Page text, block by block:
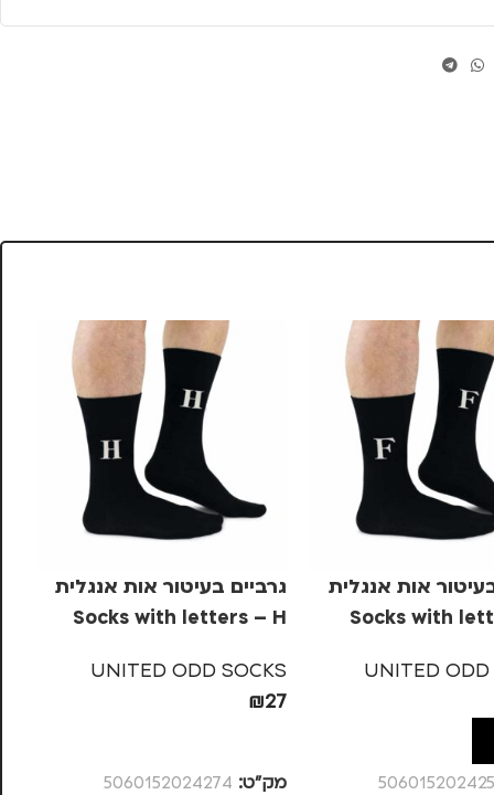
אות אנגלית
Socks with
UNITED ODD
גרביים בעיטור אות אנגלית
Socks with letters – H
UNITED ODD SOCKS
₪27
מק”ט: 5060152024274